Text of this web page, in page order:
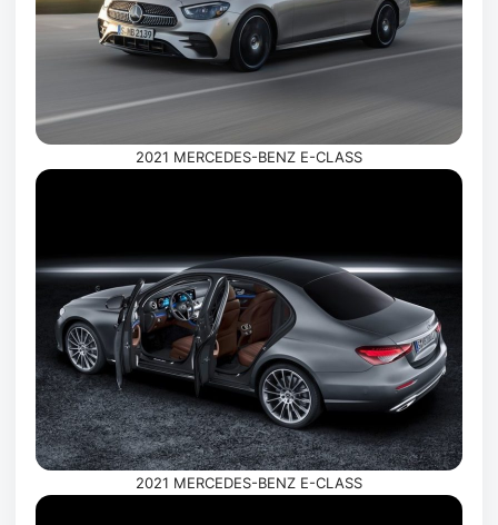
2021 MERCEDES-BENZ E-CLASS
2021 MERCEDES-BENZ E-CLASS